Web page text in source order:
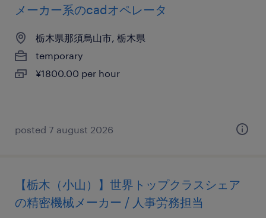
メーカー系のcadオペレータ
栃木県那須烏山市, 栃木県
temporary
¥1800.00 per hour
posted 7 august 2026
【栃木（小山）】世界トップクラスシェア
の精密機械メーカー / 人事労務担当